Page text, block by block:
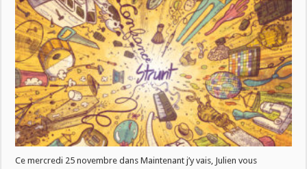
du
25/11
–
Strunt
Ce mercredi 25 novembre dans Maintenant j’y vais, Julien vous